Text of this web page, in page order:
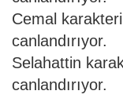
Cemal
canlandırıyor.
Selahattin
canlandırıyor.